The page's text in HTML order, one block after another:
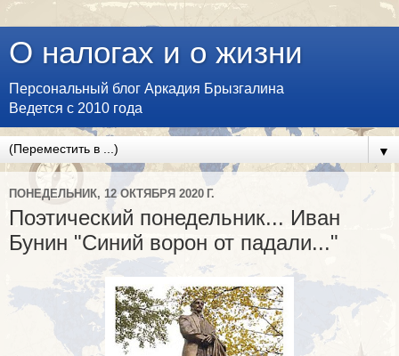
О налогах и о жизни
Персональный блог Аркадия Брызгалина
Ведется с 2010 года
▼
ПОНЕДЕЛЬНИК, 12 ОКТЯБРЯ 2020 Г.
Поэтический понедельник... Иван
Бунин "Синий ворон от падали..."